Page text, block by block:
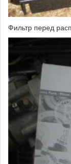
Фильтр перед